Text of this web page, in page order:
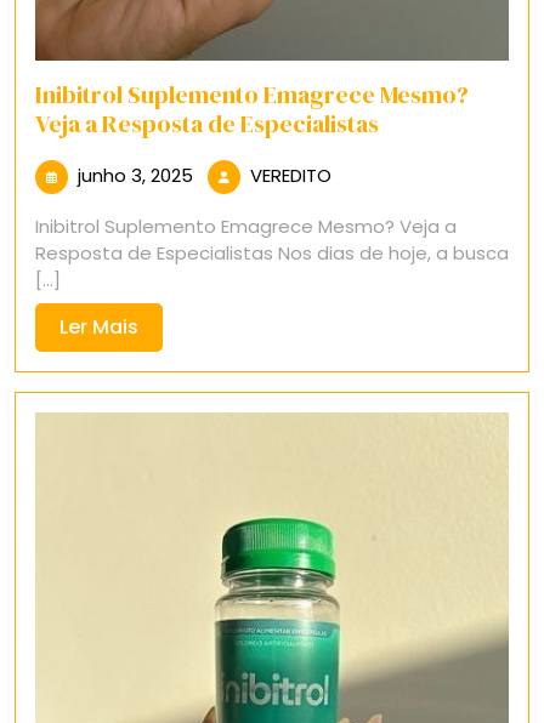
Inibitrol Suplemento Emagrece Mesmo?
Veja a Resposta de Especialistas
junho 3, 2025 junho
2025
VEREDITO
Inibitrol Suplemento Emagrece Mesmo? Veja a
Resposta de Especialistas Nos dias de hoje, a busca
[...]
Ler Mais
Mais